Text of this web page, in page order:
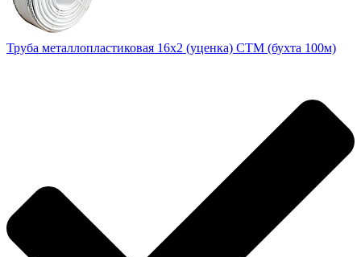
Труба металлопластиковая 16х2 (уценка) CTM (бухта 100м)